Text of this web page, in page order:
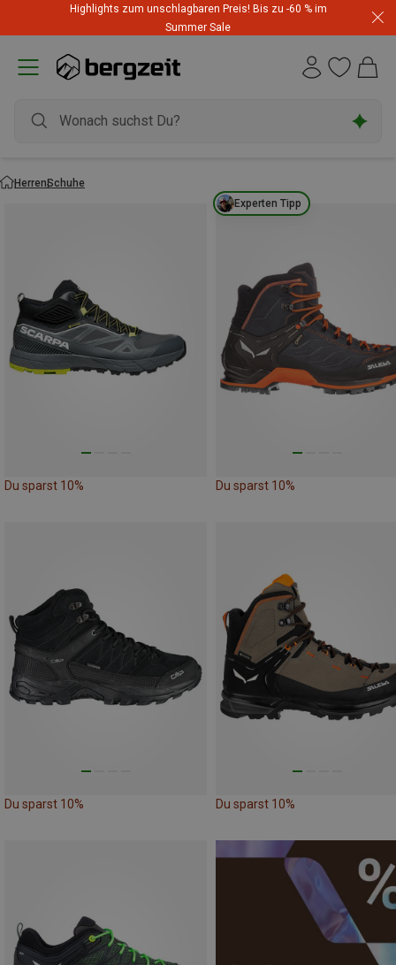
Highlights zum unschlagbaren Preis! Bis zu -60 % im
Summer Sale
HerrenSchuhe
Du sparst 10%
Experten Tipp
Du sparst 10%
Du sparst 10% Du sparst 10%